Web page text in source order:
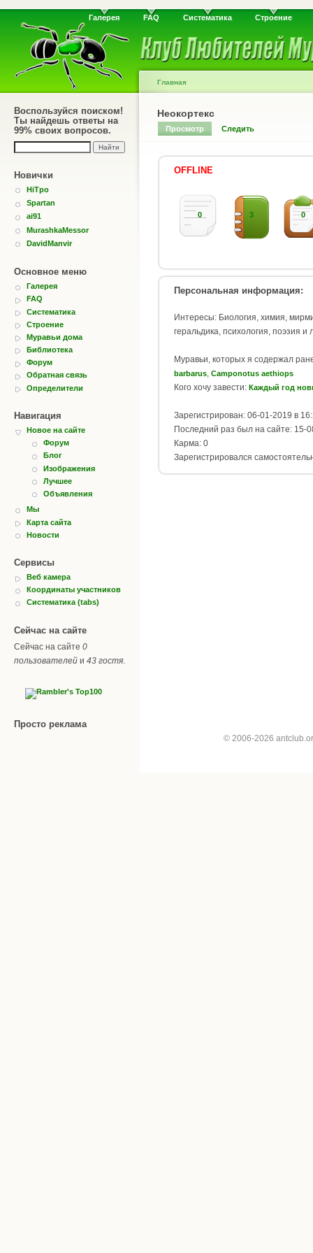
Галерея FAQ Систематика Строение
Воспользуйся поиском!
Ты найдешь ответы на
99% своих вопросов.
Новички
HiTpo
Spartan
ai91
MurashkaMessor
DavidManvir
Основное меню
Галерея
FAQ
Систематика
Строение
Муравьи дома
Библиотека
Форум
Обратная связь
Определители
Навигация
Новое на сайте
Форум
Блог
Изображения
Лучшее
Объявления
Мы
Карта сайта
Новости
Сервисы
Веб камера
Координаты участников
Систематика (tabs)
Сейчас на сайте
Сейчас на сайте 0
пользователей и 43 гостя.
Просто реклама
Главная
Неокортекс
Просмотр Следить
OFFLINE
0 3 0
Персональная информация:
Интересы: Биология, химия,
геральдика, психология, поэзия и
Муравьи, которых я содержал
barbarus, Camponotus aethiops
Кого хочу завести: Каждый год
Зарегистрирован: 06-01-2019 в
Последний раз был на сайте: 15-
Карма: 0
Зарегистрировался
© 2006-2026